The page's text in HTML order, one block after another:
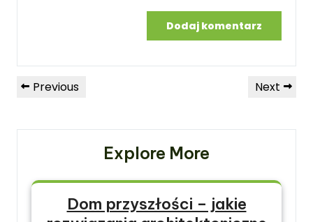
Nawigacja
Previous
Previous
Next
Next
Explore More
Dom przyszłości – jakie